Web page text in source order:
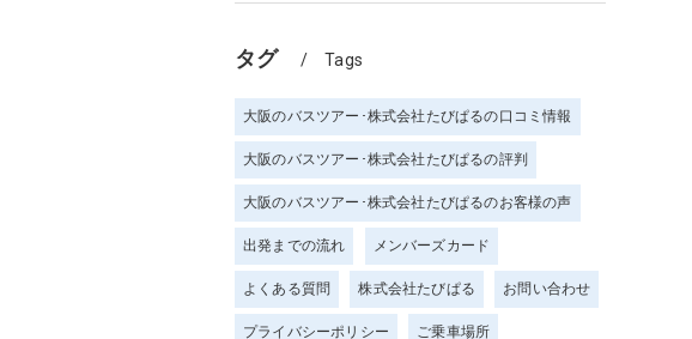
タグ Tags
大阪のバスツアー･株式会社たびぱるの口コミ情報
大阪のバスツアー･株式会社たびぱるの評判
大阪のバスツアー･株式会社たびぱるのお客様の声
出発までの流れ メンバーズカード
よくある質問 株式会社たびぱる お問い合わせ
プライバシーポリシー ご乗車場所